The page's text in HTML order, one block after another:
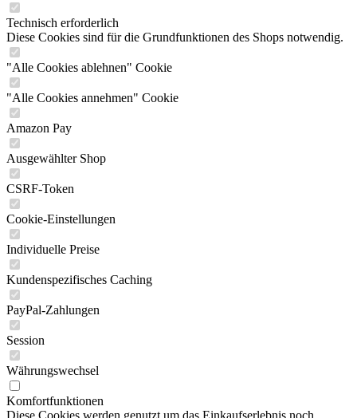
Technisch erforderlich
Diese Cookies sind für die Grundfunktionen des Shops notwendig.
"Alle Cookies ablehnen" Cookie
"Alle Cookies annehmen" Cookie
Amazon Pay
Ausgewählter Shop
CSRF-Token
Cookie-Einstellungen
Individuelle Preise
Kundenspezifisches Caching
PayPal-Zahlungen
Session
Währungswechsel
Komfortfunktionen
Diese Cookies werden genutzt um das Einkaufserlebnis noch